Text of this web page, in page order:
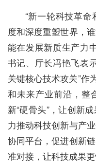
“新一轮科技革
度和深度重塑世界，
能在发展新质生产力
书记、厅长冯艳飞表
关键核心技术攻关”作
和未来产业前沿，整
新“硬骨头”，让创新
力推动科技创新与产
协同平台，促进创新
准对接，让科技成果